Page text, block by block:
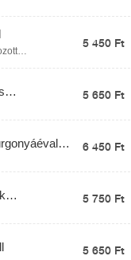
5 450 Ft
5 650 Ft
6 450 Ft
5 750 Ft
5 650 Ft